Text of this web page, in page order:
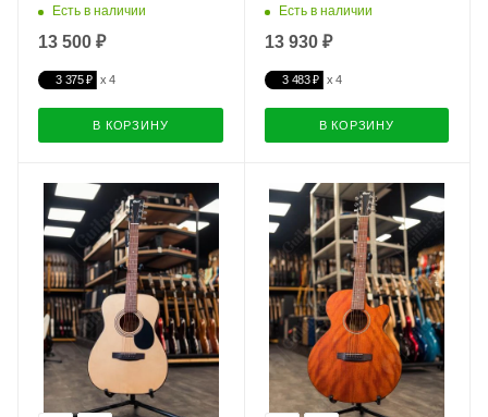
Есть в наличии
13 500 ₽
3 375 ₽
В КОРЗИНУ
Есть в наличии
13 930 ₽
3 483 ₽
В КОРЗИНУ